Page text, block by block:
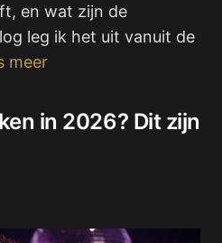
en wat zijn de
leg ik het uit vanuit de
meer
in 2026? Dit zijn